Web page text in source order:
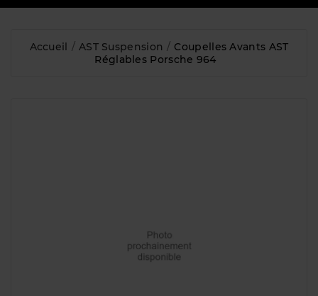
Accueil AST Suspension
Coupelles Avants AST
Réglables Porsche 964